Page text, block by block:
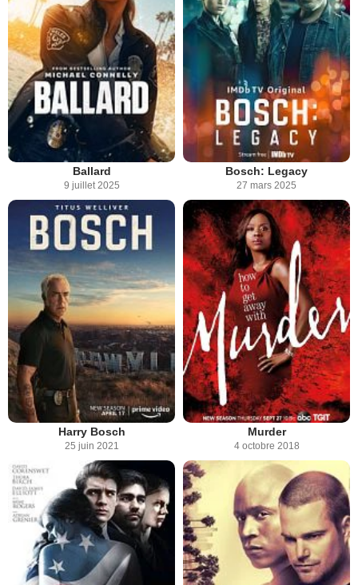
Ballard
9 juillet 2025
Bosch: Legacy
27 mars 2025
Harry Bosch
25 juin 2021
Murder
4 octobre 2018